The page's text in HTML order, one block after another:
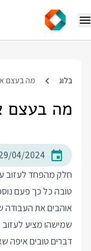
בלוג מה בעצם
מה בעצם
04/2024
חלק מהפחד לעזוב
טובה כל כך פעם
אוהבים את העבודה
שמישהו מציע
דברים טובים איפה